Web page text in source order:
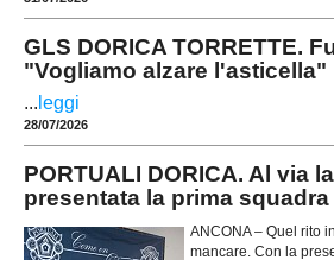
GLS DORICA TORRETTE.
"Vogliamo alzare l'asticella"
... leggi
28/07/2026
PORTUALI DORICA. Al via
presentata la prima squadra
ANCONA – Quel rito
mancare. Con la